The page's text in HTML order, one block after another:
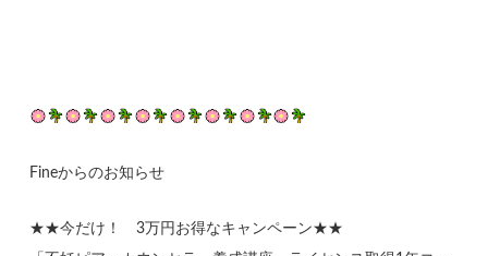
Fineからのお知らせ
★★今だけ！ 3万円お得なキャンペーン★★